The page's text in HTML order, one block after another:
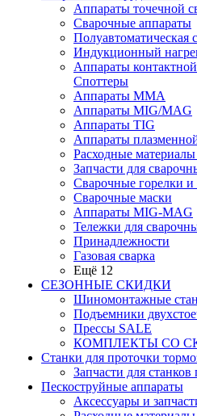
Аппараты точечной
Сварочные аппараты
Полуавтоматическая
Индукционный
Аппараты
Споттеры
Аппараты MMA
Аппараты MIG/MAG
Аппараты TIG
Аппараты
Расходные
Запчасти для
Сварочные горелки
Сварочные маски
Аппараты MIG-MAG
Тележки для
Принадлежности
Газовая сварка
Ещё 12
СЕЗОННЫЕ СКИДКИ
Шиномонтажные
Подъемники
Прессы SALE
КОМПЛЕКТЫ СО
Станки для проточки
Запчасти для
Пескоструйные аппараты
Аксессуары и